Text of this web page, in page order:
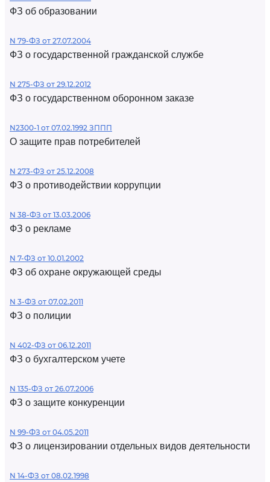
ФЗ об образовании
N 79-ФЗ от 27.07.2004
ФЗ о государственной гражданской службе
N 275-ФЗ от 29.12.2012
ФЗ о государственном оборонном заказе
N2300-1 от 07.02.1992 ЗППП
О защите прав потребителей
N 273-ФЗ от 25.12.2008
ФЗ о противодействии коррупции
N 38-ФЗ от 13.03.2006
ФЗ о рекламе
N 7-ФЗ от 10.01.2002
ФЗ об охране окружающей среды
N 3-ФЗ от 07.02.2011
ФЗ о полиции
N 402-ФЗ от 06.12.2011
ФЗ о бухгалтерском учете
N 135-ФЗ от 26.07.2006
ФЗ о защите конкуренции
N 99-ФЗ от 04.05.2011
ФЗ о лицензировании отдельных видов деятельности
N 14-ФЗ от 08.02.1998